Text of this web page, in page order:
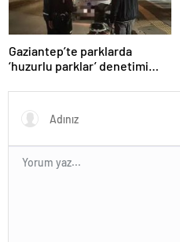
Gaziantep’te parklarda
‘huzurlu parklar’ denetimi